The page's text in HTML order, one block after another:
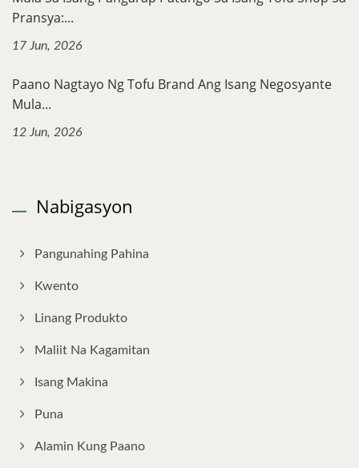
Pransya:...
17 Jun, 2026
Paano Nagtayo Ng Tofu Brand Ang Isang Negosyante
Mula...
12 Jun, 2026
Nabigasyon
Pangunahing Pahina
Kwento
Linang Produkto
Maliit Na Kagamitan
Isang Makina
Puna
Alamin Kung Paano